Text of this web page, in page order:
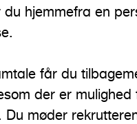
du hjemmefra en
får du
der er
Du møder